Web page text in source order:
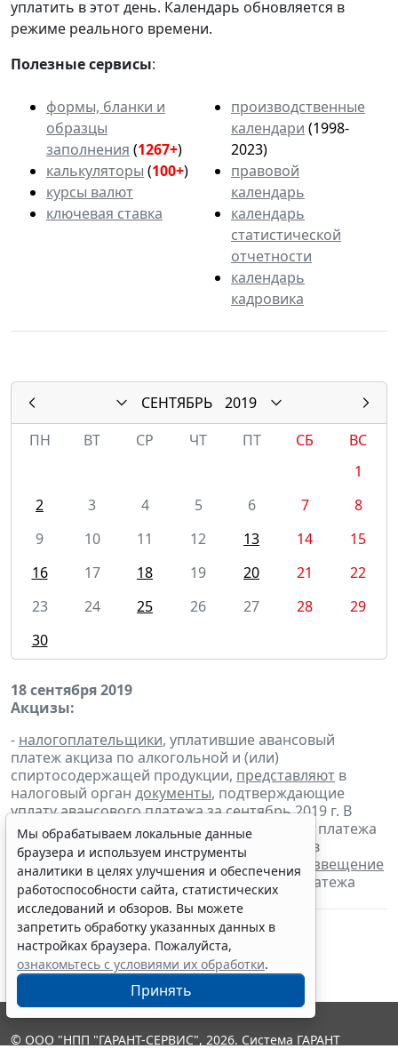
уплатить в этот день. Календарь обновляется в
режиме реального времени.
Полезные сервисы:
формы, бланки и
образцы
заполнения (1267+)
калькуляторы (100+)
курсы валют
ключевая ставка
производственные
календари (1998-
2023)
правовой
календарь
календарь
статистической
отчетности
календарь
кадровика
СЕНТЯБРЬ
2019
ПН
ВТ СР ЧТ ПТ СБ
ВС
1
2
3 4 5 6 7
8
9
10 11 12 13 14
15
16
17 18 19 20 21
22
23
24 25 26 27 28
29
30
18 сентября 2019
Акцизы:
- налогоплательщики, уплатившие авансовый
платеж акциза по алкогольной и (или)
спиртосодержащей продукции, представляют в
налоговый орган документы, подтверждающие
уплату авансового платежа за сентябрь 2019 г. В
целях освобождения от уплаты авансового платежа
акциза налогоплательщикипредставляют
в
налоговый орган банковскую гарантию и
извещение
об освобождении от уплаты авансового платежа
акциза
Мы обрабатываем локальные данные
браузера и используем инструменты
аналитики в целях улучшения и обеспечения
работоспособности сайта, статистических
исследований и обзоров. Вы можете
запретить обработку указанных данных в
настройках браузера. Пожалуйста,
ознакомьтесь с условиями их обработки.
Принять
© ООО "НПП "ГАРАНТ-СЕРВИС", 2026. Система ГАРАНТ